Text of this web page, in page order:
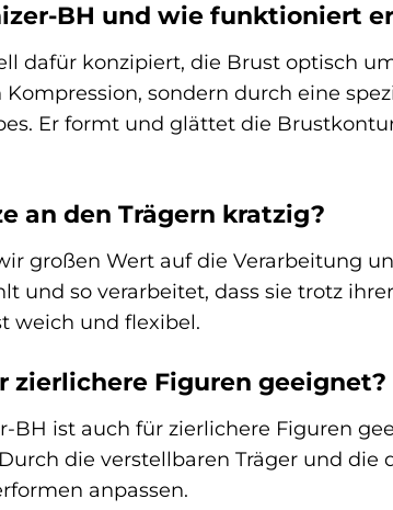
BH und wie funktioniert
dafür konzipiert, die Brust optisch
sondern durch eine
Er formt und glättet die
an den Trägern kratzig?
großen Wert auf die Verarbeitung
und so verarbeitet, dass sie trotz
weich und flexibel.
zierlichere Figuren geeignet?
BH ist auch für zierlichere Figuren
die verstellbaren Träger und
anpassen.